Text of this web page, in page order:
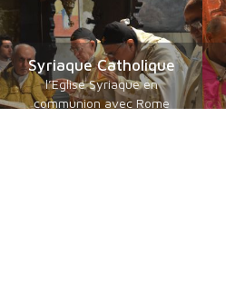
Syriaque Catholique
l’Eglise Syriaque en
communion avec Rome